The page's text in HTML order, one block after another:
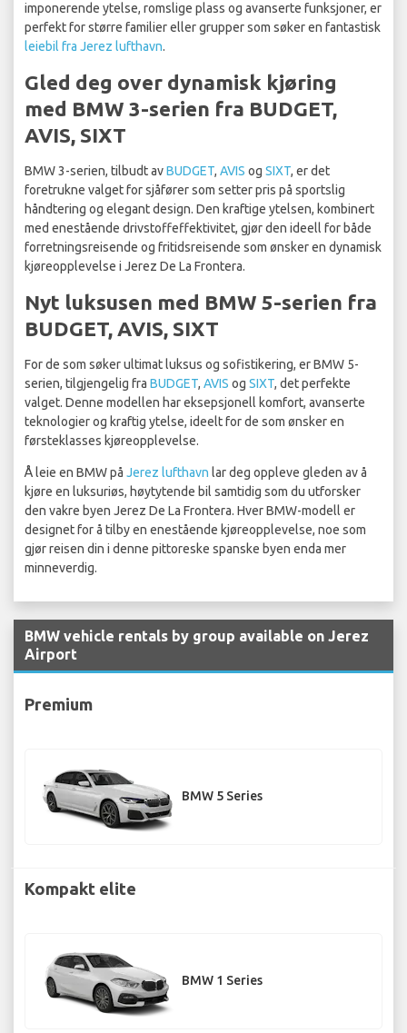
imponerende ytelse, romslige plass og avanserte funksjoner, er
perfekt for større familier eller grupper som søker en fantastisk
leiebil fra Jerez lufthavn.
Gled deg over dynamisk kjøring
med BMW 3-serien fra BUDGET,
AVIS, SIXT
BMW 3-serien, tilbudt avBUDGET, AVIS og SIXT, er det
foretrukne valget for sjåfører som setter pris på sportslig
håndtering og elegant design. Den kraftige ytelsen, kombinert
med enestående drivstoffeffektivitet, gjør den ideell for både
forretningsreisende og fritidsreisende som ønsker en dynamisk
kjøreopplevelse i Jerez De La Frontera.
Nyt luksusen med BMW 5-serien fra
BUDGET, AVIS, SIXT
For de som søker ultimat luksus og sofistikering, er BMW 5-
serien, tilgjengelig fra BUDGET, AVIS og SIXT, det perfekte
valget. Denne modellen har eksepsjonell komfort, avanserte
teknologier og kraftig ytelse, ideelt for de som ønsker en
førsteklasses kjøreopplevelse.
Å leie en BMW på Jerez lufthavn lar deg oppleve gleden av å
kjøre en luksuriøs, høytytende bil samtidig som du utforsker
den vakre byen Jerez De La Frontera. Hver BMW-modell er
designet for å tilby en enestående kjøreopplevelse, noe som
gjør reisen din i denne pittoreske spanske byen enda mer
minneverdig.
BMW vehicle rentals by group available on Jerez
Airport
Premium
BMW 5 Series
Kompakt elite
BMW 1 Series